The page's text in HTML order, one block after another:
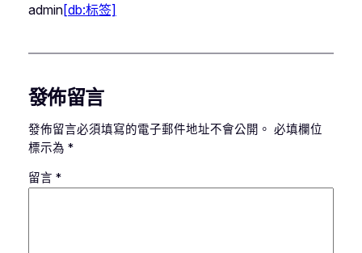
admin[db:标签]
發佈留言
發佈留言必須填寫的電子郵件地址不會公開。 必填欄位
標示為 *
留言 *